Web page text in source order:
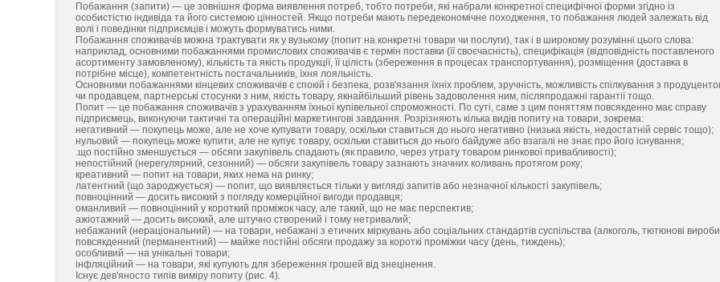
Побажання (запити) — це зовнішня форма виявлення потреб, тобто потреби, які набрали конкретної специфічної форми згідно із
особистістю індивіда та його системою цінностей. Якщо потреби мають передекономічне походження, то побажання людей залежать від
волі і поведінки підприємців і можуть формуватись ними.
Побажання споживачів можна трактувати як у вузькому (попит на конкретні товари чи послуги), так і в широкому розумінні цього слова:
наприклад, основними побажаннями промислових споживачів є термін поставки (її своєчасність), специфікація (відповідність поставленого
асортименту замовленому), кількість та якість продукції, її цілість (збереження в процесах транспортування), розміщення (доставка в
потрібне місце), компетентність постачальників, їхня лояльність.
Основними побажаннями кінцевих споживачів є спокій і безпека, розв'язання їхніх проблем, зручність, можливість спілкування з
чи продавцем, партнерські стосунки з ним, якість товару, якнайбільший рівень задоволення ним, післяпродажні гарантії тощо.
Попит — це побажання споживачів з урахуванням їхньої купівельної спроможності. По суті, саме з цим поняттям повсякденно має справу
підприємець, виконуючи тактичні та операційні маркетингові завдання. Розрізняють кілька видів попиту на товари, зокрема:
негативний — покупець може, але не хоче купувати товару, оскільки ставиться до нього негативно (низька якість, недостатній сервіс тощо);
нульовий — покупець може купити, але не купує товару, оскільки ставиться до нього байдуже або взагалі не знає про його існування;
.що постійно зменшується — обсяги закупівель спадають (як правило, через утрату товаром ринкової привабливості);
непостійний (нерегулярний, сезонний) — обсяги закупівель товару зазнають значних коливань протягом року;
креативний — попит на товари, яких нема на ринку;
латентний (що зароджується) — попит, що виявляється тільки у вигляді запитів або незначної кількості закупівель;
повноцінний — досить високий з погляду комерційної вигоди продавця;
оманливий — повноцінний у короткий проміжок часу, але такий, що не має перспектив;
ажіотажний — досить високий, але штучно створений і тому нетривалий;
небажаний (нераціональний) — на товари, небажані з етичних міркувань або соціальних стандартів суспільства (алкоголь, тютюнові
повсякденний (перманентний) — майже постійні обсяги продажу за короткі проміжки часу (день, тиждень);
особливий — на унікальні товари;
інфляційний — на товари, які купують для збереження грошей від знецінення.
Існує дев'яносто типів виміру попиту (рис. 4).